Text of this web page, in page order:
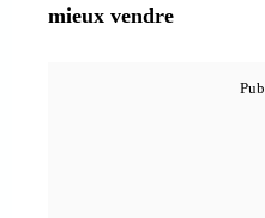
mieux vendre